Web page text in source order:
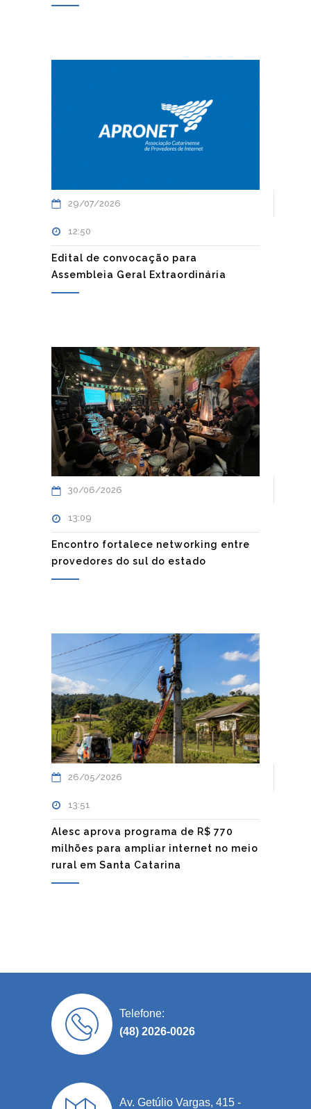
29/07/2026
12:50
Edital de convocação para
Assembleia Geral Extraordinária
30/06/2026
13:09
Encontro fortalece networking entre
provedores do sul do estado
26/05/2026
13:51
Alesc aprova programa de R$ 770
milhões para ampliar internet no meio
rural em Santa Catarina
Telefone:
(48) 2026-0026
Av. Getúlio Vargas, 415 -